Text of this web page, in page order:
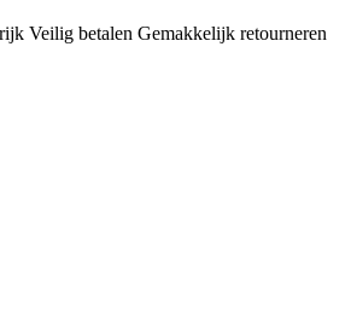
Veilig betalen Gemakkelijk retourneren